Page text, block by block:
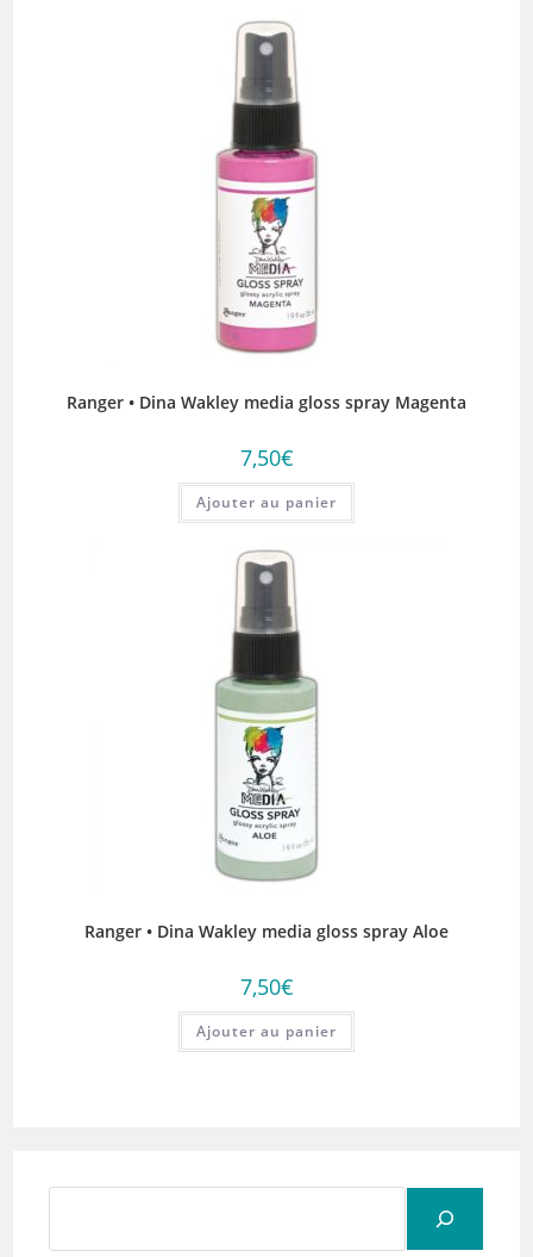
Ranger • Dina Wakley media gloss spray Magenta
7,50€
Ajouter au panier
Ranger • Dina Wakley media gloss spray Aloe
7,50€
Ajouter au panier